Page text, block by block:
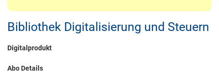
Bibliothek Digitalisierung und Steuern
Digitalprodukt
Abo Details